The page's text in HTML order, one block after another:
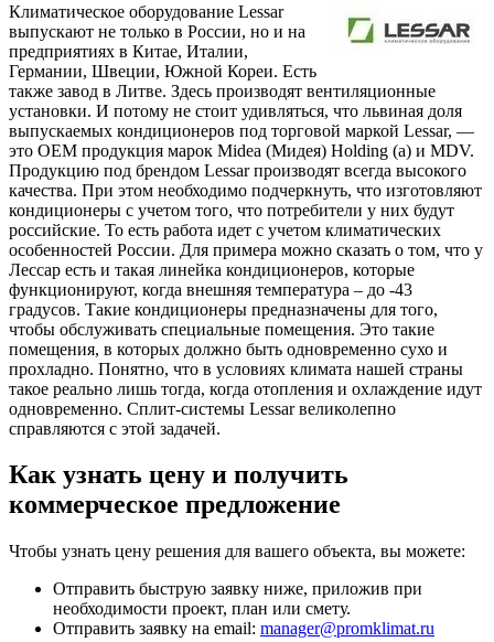
Климатическое оборудование Lessar
выпускают не только в России, но и на
предприятиях в Китае, Италии,
Германии, Швеции, Южной Кореи. Есть
также завод в Литве. Здесь производят вентиляционные
установки. И потому не стоит удивляться, что львиная доля
выпускаемых кондиционеров под торговой маркой Lessar, —
это OEM продукция марок Midea (Мидея) Holding (а) и MDV.
Продукцию под брендом Lessar производят всегда высокого
качества. При этом необходимо подчеркнуть, что изготовляют
кондиционеры с учетом того, что потребители у них будут
российские. То есть работа идет с учетом климатических
особенностей России. Для примера можно сказать о том, что у
Лессар есть и такая линейка кондиционеров, которые
функционируют, когда внешняя температура – до -43
градусов. Такие кондиционеры предназначены для того,
чтобы обслуживать специальные помещения. Это такие
помещения, в которых должно быть одновременно сухо и
прохладно. Понятно, что в условиях климата нашей страны
такое реально лишь тогда, когда отопления и охлаждение идут
одновременно. Сплит-системы Lessar великолепно
справляются с этой задачей.
Как узнать цену и получить
коммерческое предложение
Чтобы узнать цену решения для вашего объекта, вы можете:
Отправить быструю заявку ниже, приложив при
необходимости проект, план или смету.
Отправить заявку на email: manager@promklimat.ru